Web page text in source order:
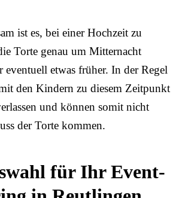
ist es, bei einer Hochzeit zu
Torte genau um Mitternacht
eventuell etwas früher. In der Regel
den Kindern zu diesem Zeitpunkt
und können somit nicht
der Torte kommen.
für Ihr Event-